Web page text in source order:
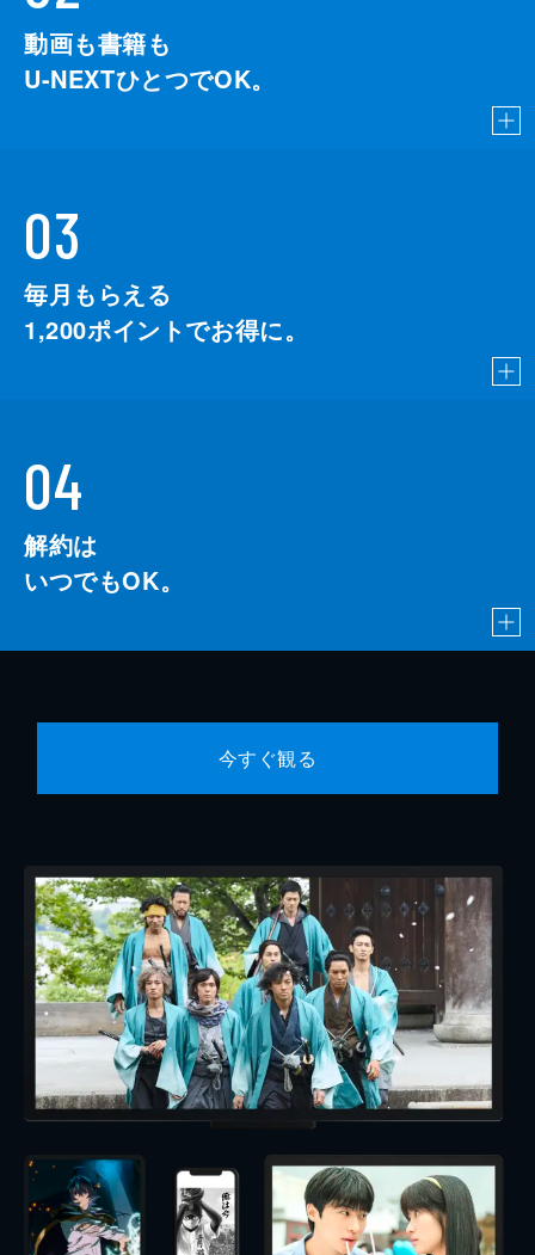
動画も書籍も
U-NEXTひとつでOK。
03
毎月もらえる
1,200ポイントでお得に。
04
解約は
いつでもOK。
今すぐ観る